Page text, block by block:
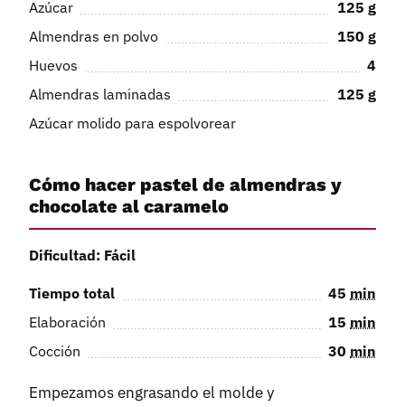
Azúcar
125 g
Almendras en polvo
150 g
Huevos
4
Almendras laminadas
125 g
Azúcar molido para espolvorear
Cómo hacer pastel de almendras y
chocolate al caramelo
Dificultad: Fácil
Tiempo total 45 min
Elaboración
15 min
Cocción
30 min
Empezamos engrasando el molde y